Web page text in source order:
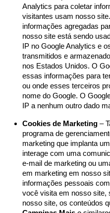
Analytics para coletar
visitantes usam nosso
informações agregadas
nosso site está sendo
IP no Google Analytics e
transmitidos e
nos Estados Unidos. O
essas informações para
ou onde esses terceiros
nome do Google. O
IP a nenhum outro dado
Cookies de Marketing –
programa de
marketing que implanta
interage com uma
e-mail de marketing ou
em marketing em nosso
informações pessoais
você visita em nosso site,
nosso site, os conteúdos